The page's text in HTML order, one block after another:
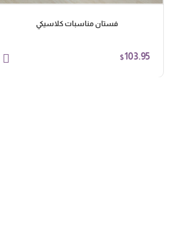
فستان مناسبات كلاسيكي
$103.95